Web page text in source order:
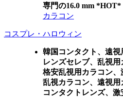
専門の16.0 mm *HOT*
カラコン
コスプレ・ハロウィン
韓国コンタクト、遠
レンズセレブ、乱視用
格安乱視用カラコン
乱視カラコン、遠視用
コンタクトレンズ、